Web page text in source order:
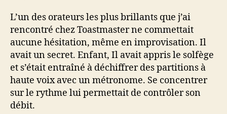
L’un des orateurs les plus brillants que j’ai
rencontré chez Toastmaster ne commettait
aucune hésitation, même en improvisation. Il
avait un secret. Enfant, Il avait appris le solfège
et s’était entraîné à déchiffrer des partitions à
haute voix avec un métronome. Se concentrer
sur le rythme lui permettait de contrôler son
débit.